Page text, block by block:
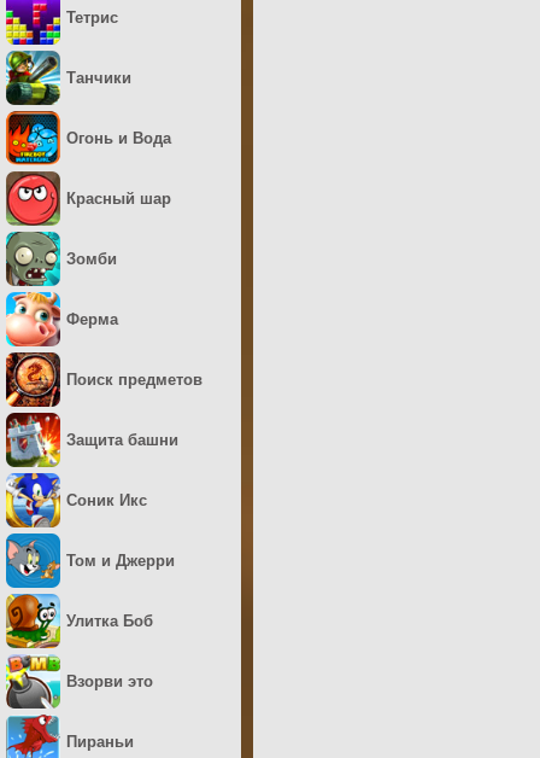
Тетрис
Танчики
Огонь и Вода
Красный шар
Зомби
Ферма
Поиск предметов
Защита башни
Соник Икс
Том и Джерри
Улитка Боб
Взорви это
Пираньи